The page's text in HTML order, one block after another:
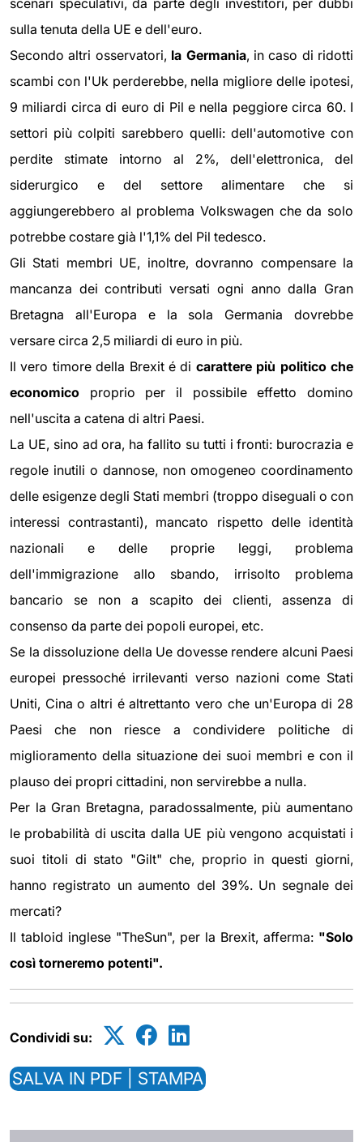
scenari speculativi, da parte degli investitori, per dubbi
sulla tenuta della UE e dell'euro.
Secondo altri osservatori, la Germania, in caso di ridotti
scambi con l'Uk perderebbe, nella migliore delle ipotesi,
9 miliardi circa di euro di Pil e nella peggiore circa 60. I
settori più colpiti sarebbero quelli: dell'automotive con
perdite stimate intorno al 2%, dell'elettronica, del
siderurgico e del settore alimentare che si
aggiungerebbero al problema Volkswagen che da solo
potrebbe costare già l'1,1% del Pil tedesco.
Gli Stati membri UE, inoltre, dovranno compensare la
mancanza dei contributi versati ogni anno dalla Gran
Bretagna all'Europa e la sola Germania dovrebbe
versare circa 2,5 miliardi di euro in più.
Il vero timore della Brexit é di carattere più politico che
economico proprio per il possibile effetto domino
nell'uscita a catena di altri Paesi.
La UE, sino ad ora, ha fallito su tutti i fronti: burocrazia e
regole inutili o dannose, non omogeneo coordinamento
delle esigenze degli Stati membri (troppo diseguali o con
interessi contrastanti), mancato rispetto delle identità
nazionali e delle proprie leggi, problema
dell'immigrazione allo sbando, irrisolto problema
bancario se non a scapito dei clienti, assenza di
consenso da parte dei popoli europei, etc.
Se la dissoluzione della Ue dovesse rendere alcuni Paesi
europei pressoché irrilevanti verso nazioni come Stati
Uniti, Cina o altri é altrettanto vero che un'Europa di 28
Paesi che non riesce a condividere politiche di
miglioramento della situazione dei suoi membri e con il
plauso dei propri cittadini, non servirebbe a nulla.
Per la Gran Bretagna, paradossalmente, più aumentano
le probabilità di uscita dalla UE più vengono acquistati i
suoi titoli di stato "Gilt" che, proprio in questi giorni,
hanno registrato un aumento del 39%. Un segnale dei
mercati?
Il tabloid inglese "TheSun", per la Brexit, afferma: "Solo
così torneremo potenti".
Condividi su:
SALVA IN PDF | STAMPA